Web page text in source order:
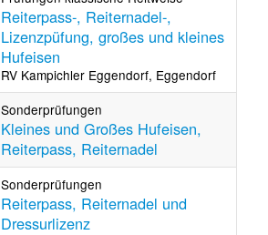
Reiterpass-, Reiternadel-,
Lizenzpüfung, großes und kleines
Hufeisen
RV Kampichler Eggendorf, Eggendorf
Sonderprüfungen
Kleines und Großes Hufeisen,
Reiterpass, Reiternadel
Sonderprüfungen
Reiterpass, Reiternadel und
Dressurlizenz